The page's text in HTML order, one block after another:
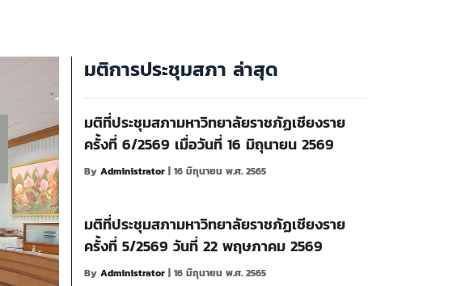
มติการประชุมสภา ล่าสุด
มติที่ประชุมสภามหาวิทยาลัยราชภัฏเชียงราย
ครั้งที่ 6/2569 เมื่อวันที่ 16 มิถุนายน 2569
By Administrator | 16 มิถุนายน พ.ศ. 2565
มติที่ประชุมสภามหาวิทยาลัยราชภัฏเชียงราย
ครั้งที่ 5/2569 วันที่ 22 พฤษภาคม 2569
By Administrator | 16 มิถุนายน พ.ศ. 2565